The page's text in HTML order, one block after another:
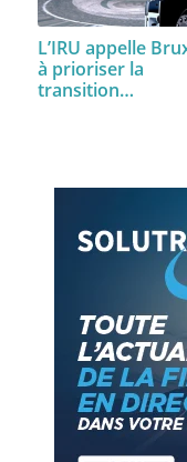
L’IRU appelle
à prioriser la
transition…